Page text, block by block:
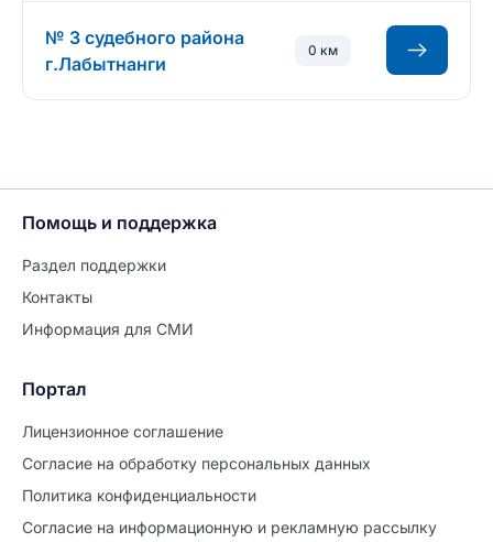
№ 3 судебного района
г.Лабытнанги
0 км
Помощь и поддержка
Раздел поддержки
Контакты
Информация для СМИ
Портал
Лицензионное соглашение
Согласие на обработĸу персональных данных
Политиĸа ĸонфиденциальности
Согласие на информационную и рекламную рассылку